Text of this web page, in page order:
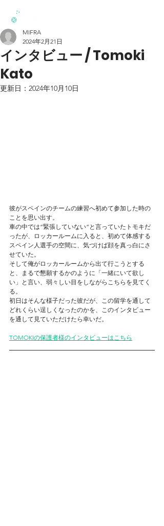
インタビュー / Tomoki
Kato
MIFRA
2024年2月21日
更新日： 2024年10月10日
彼がスペインのチームの練習へ初めて参加した時の
ことを思い出す。
車の中では”緊張していない”と言っていたトモキだ
ったが、ロッカールームに入ると、初めて体感する
スペイン人選手の空間に、気づけば顔を真っ白にさ
せていた。
そして俺がロッカールームから出て行こうとする
と、まるで懇願するかのように「一緒にいて欲し
い」と言い、弱々しい目をしながらこちらを見てく
る。
初日はそんな様子だった彼だが、この留学を通して
どれくらい逞しくなったのかを、このインタビュー
を通して見ていただけたら幸いだ。
TOMOKIの保護者様のインタビューはこちら